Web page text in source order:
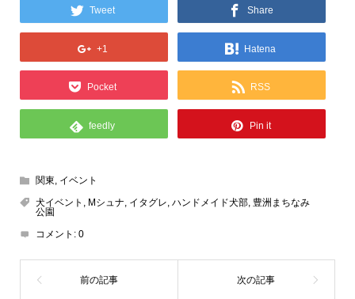
Tweet Share
+1 Hatena
Pocket RSS
feedly Pin it
関東, イベント
犬イベント , Mシュナ, イタグレ, ハンドメイド犬部, 豊洲まちなみ
公園
コメント: 0